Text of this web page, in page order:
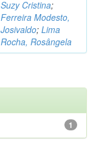
Suzy Cristina;
Ferreira Modesto,
Josivaldo; Lima
Rocha, Rosângela
1